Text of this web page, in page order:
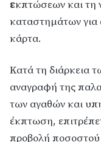
εκπτώσεων και τη
καταστημάτων
κάρτα.
Κατά τη διάρκεια
αναγραφή της
των αγαθών και
έκπτωση,
προβολή